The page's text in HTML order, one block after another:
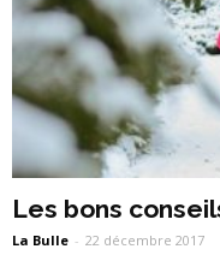
Les bons
La Bulle - 22 décembre 2017